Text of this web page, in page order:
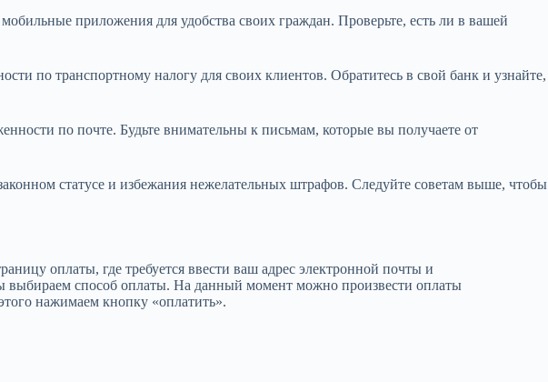
приложения для удобства своих граждан. Проверьте, есть ли в вашей
по транспортному налогу для своих клиентов. Обратитесь в свой банк и узнайте,
по почте. Будьте внимательны к письмам, которые вы получаете от
статусе и избежания нежелательных штрафов. Следуйте советам выше, чтобы
оплаты, где требуется ввести ваш адрес электронной почты и
выбираем способ оплаты. На данный момент можно произвести оплаты
нажимаем кнопку «оплатить».